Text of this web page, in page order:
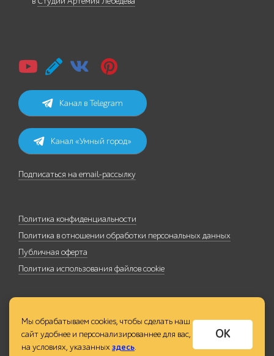
Канал в Telegram
Канал «Умный город»
Подписаться на email-рассылку
Политика конфиденциальности
Политика в отношении обработки персональных данных
Публичная оферта
Политика использования файлов cookie
Мы обрабатываем cookies, чтобы сделать наш
сайт удобнее и персонализированнее для вас,
на условиях, указанныхздесь.
ОК